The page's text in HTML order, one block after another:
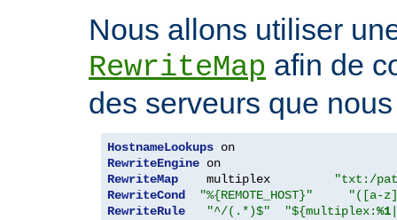
Nous allons utiliser
RewriteMap afin de
des serveurs que
HostnameLookups
RewriteEngine
RewriteMap
    multiplex
"txt:/
RewriteCond
"%{REMOTE_HOST}"
"([a-
RewriteRule
"^/(.*)$" "${multiplex:%1